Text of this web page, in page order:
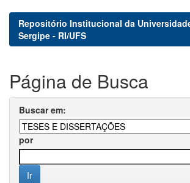
Repositório Institucional da
Sergipe - RI/UFS
Página de Busca
Buscar em:
por